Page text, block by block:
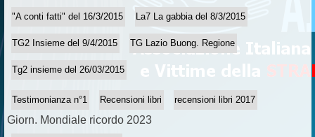
"A conti fatti" del 16/3/2015 La7 La gabbia del 8/3/2015
TG2 Insieme del 9/4/2015 TG Lazio Buong. Regione
Tg2 insieme del 26/03/2015
Testimonianza n°1 Recensioni libri recensioni libri 2017
Giorn. Mondiale ricordo 2023